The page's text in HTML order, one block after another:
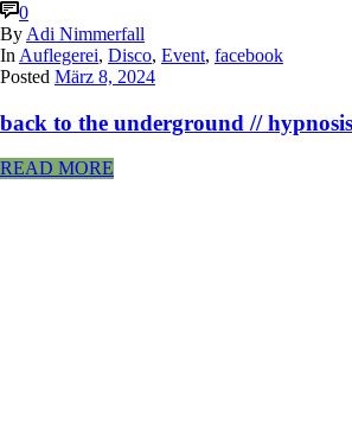
0
By Adi Nimmerfall
In Auflegerei, Disco, Event, facebook
Posted März 8, 2024
back to the underground //
READ MORE